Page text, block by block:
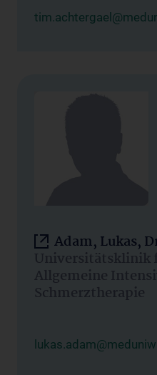
Adam, Lukas,
Universitätsklinik
Allgemeine
Schmerztherapie